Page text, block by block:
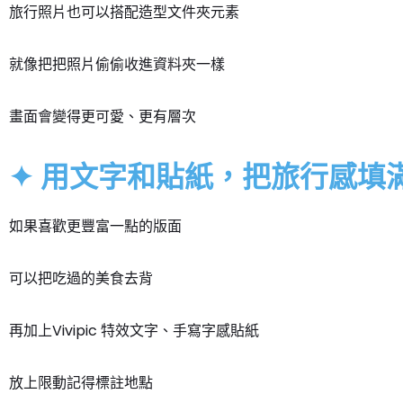
旅行照片也可以搭配造型文件夾元素
就像把把照片偷偷收進資料夾一樣
畫面會變得更可愛、更有層次
✦ 用文字和貼紙，把旅行感填
如果喜歡更豐富一點的版面
可以把吃過的美食去背
再加上Vivipic 特效文字、手寫字感貼紙
放上限動記得標註地點